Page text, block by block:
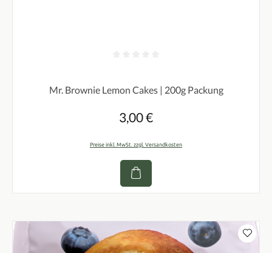
Mr. Brownie Lemon Cakes | 200g Packung
Regulärer Preis:
3,00 €
Preise inkl. MwSt. zzgl. Versandkosten